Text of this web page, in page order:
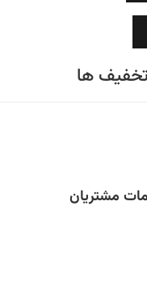
ها
مشتریان